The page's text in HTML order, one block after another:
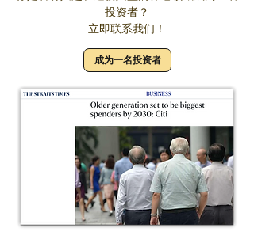
投资者？
立即联系我们！
成为一名投资者